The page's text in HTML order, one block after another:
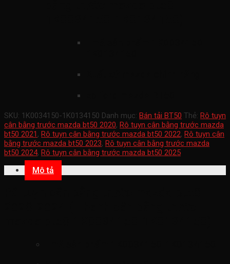
SKU: 1K0034150-1K0134150 Danh mục: Bán tải BT50 Thẻ: Rô tuyn
cân bằng trước mazda bt50 2020, Rô tuyn cân bằng trước mazda
bt50 2021 , Rô tuyn cân bằng trước mazda bt50 2022, Rô tuyn cân
bằng trước mazda bt50 2023, Rô tuyn cân bằng trước mazda
bt50 2024, Rô tuyn cân bằng trước mazda bt50 2025
Mô tả